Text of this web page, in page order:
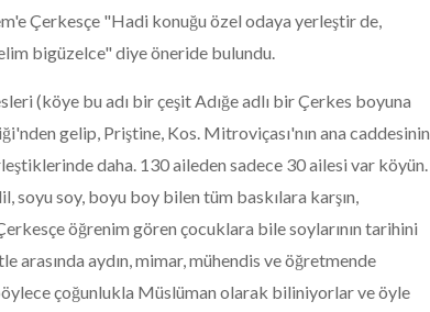
Çerkesçe "Hadi konuğu özel odaya yerleştir de,
bigüzelce" diye öneride bulundu.
(köye bu adı bir çeşit Adığe adlı bir Çerkes boyuna
gelip, Priştine, Kos. Mitroviçası'nın ana caddesinin
daha. 130 aileden sadece 30 ailesi var köyün.
soyu soy, boyu boy bilen tüm baskılara karşın,
öğrenim gören çocuklara bile soylarının tarihini
arasında aydın, mimar, mühendis ve öğretmende
çoğunlukla Müslüman olarak biliniyorlar ve öyle